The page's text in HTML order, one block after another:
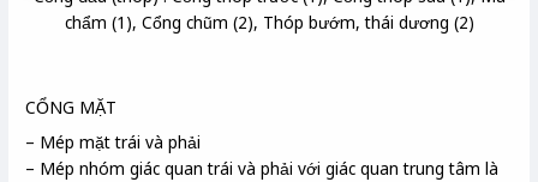
chẩm (1), Cổng chũm (2), Thóp bướm, thái dương (2)
CỔNG MẶT
– Mép mặt trái và phải
– Mép nhóm giác quan trái và phải với giác quan trung tâm là